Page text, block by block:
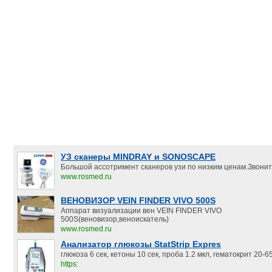
УЗ сканеры MINDRAY и SONOSCAPE
Большой ассотримент сканеров узи по низким
www.rosmed.ru
ВЕНОВИЗОР VEIN FINDER VIVO 500S
Аппарат визуализации вен VEIN FINDER VIVO
500S(веновизор,веноискатель)
www.rosmed.ru
Анализатор глюкозы StatStrip Expres
глюкоза 6 сек, кетоны 10 сек, проба 1.2 мкл, гематокрит 20-
https: